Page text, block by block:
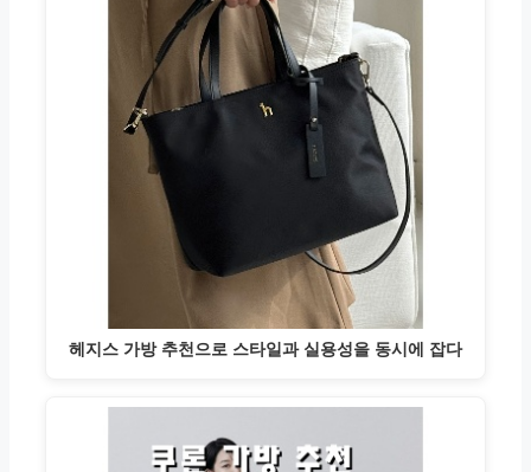
헤지스 가방 추천으로 스타일과 실용성을 동시에 잡다